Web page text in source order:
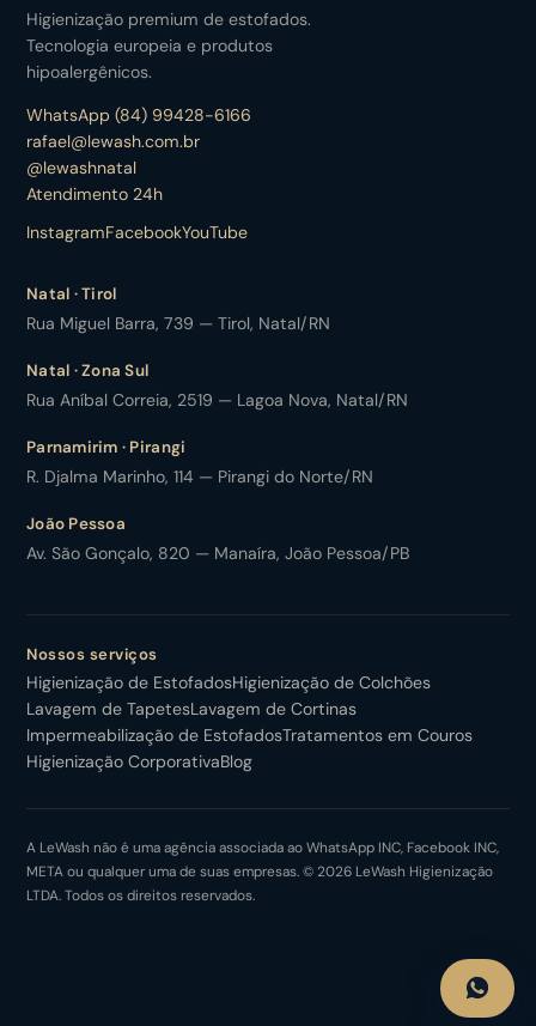
Higienização premium de estofados.
Tecnologia europeia e produtos
hipoalergênicos.
WhatsApp (84) 99428-6166
rafael@lewash.com.br
@lewashnatal
Atendimento 24h
InstagramFacebookYouTube
Natal · Tirol
Rua Miguel Barra, 739 — Tirol, Natal/RN
Natal · Zona Sul
Rua Aníbal Correia, 2519 — Lagoa Nova, Natal/RN
Parnamirim · Pirangi
R. Djalma Marinho, 114 — Pirangi do Norte/RN
João Pessoa
Av. São Gonçalo, 820 — Manaíra, João Pessoa/PB
Nossos serviços
Higienização de EstofadosHigienização de Colchões
Lavagem de TapetesLavagem de Cortinas
Impermeabilização de EstofadosTratamentos em Couros
Higienização CorporativaBlog
A LeWash não é uma agência associada ao WhatsApp INC, Facebook INC,
META ou qualquer uma de suas empresas. © 2026 LeWash Higienização
LTDA. Todos os direitos reservados.